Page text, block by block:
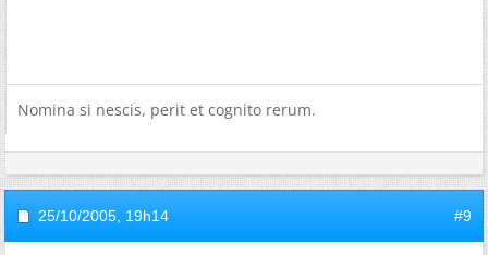
Nomina si nescis, perit et cognito rerum.
25/10/2005, 19h14 #9